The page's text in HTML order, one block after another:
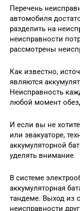
Перечень
автомобиля
разделить на
неисправности
рассмотрены
Как известно,
являются
Неисправность
любой момент
И если вы не
или эвакуаторе,
аккумуляторной
уделять внимание
В системе
аккумуляторная
тандеме. Выход из
неисправности